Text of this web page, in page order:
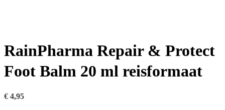
RainPharma Repair & Protect
Foot Balm 20 ml reisformaat
€ 4,95